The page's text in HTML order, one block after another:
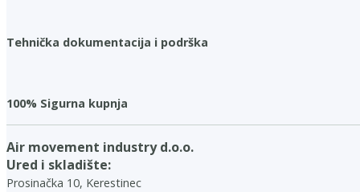
Tehnička dokumentacija i podrška
100% Sigurna kupnja
Air movement industry d.o.o.
Ured i skladište:
Prosinačka 10, Kerestinec